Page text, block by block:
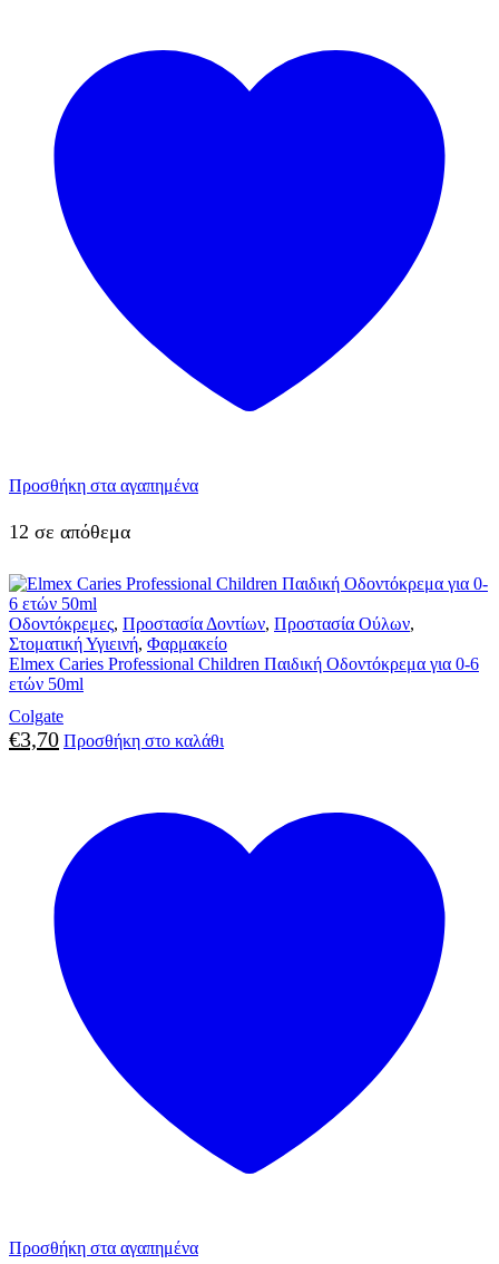
Προσθήκη στα αγαπημένα
12 σε απόθεμα
Οδοντόκρεμες, Προστασία Δοντίων, Προστασία Ούλων,
Στοματική Υγιεινή, Φαρμακείο
Elmex Caries Professional Children Παιδική Οδοντόκρεμα για 0-6
ετών 50ml
Colgate
€3,70 Προσθήκη στο καλάθι
Προσθήκη στα αγαπημένα